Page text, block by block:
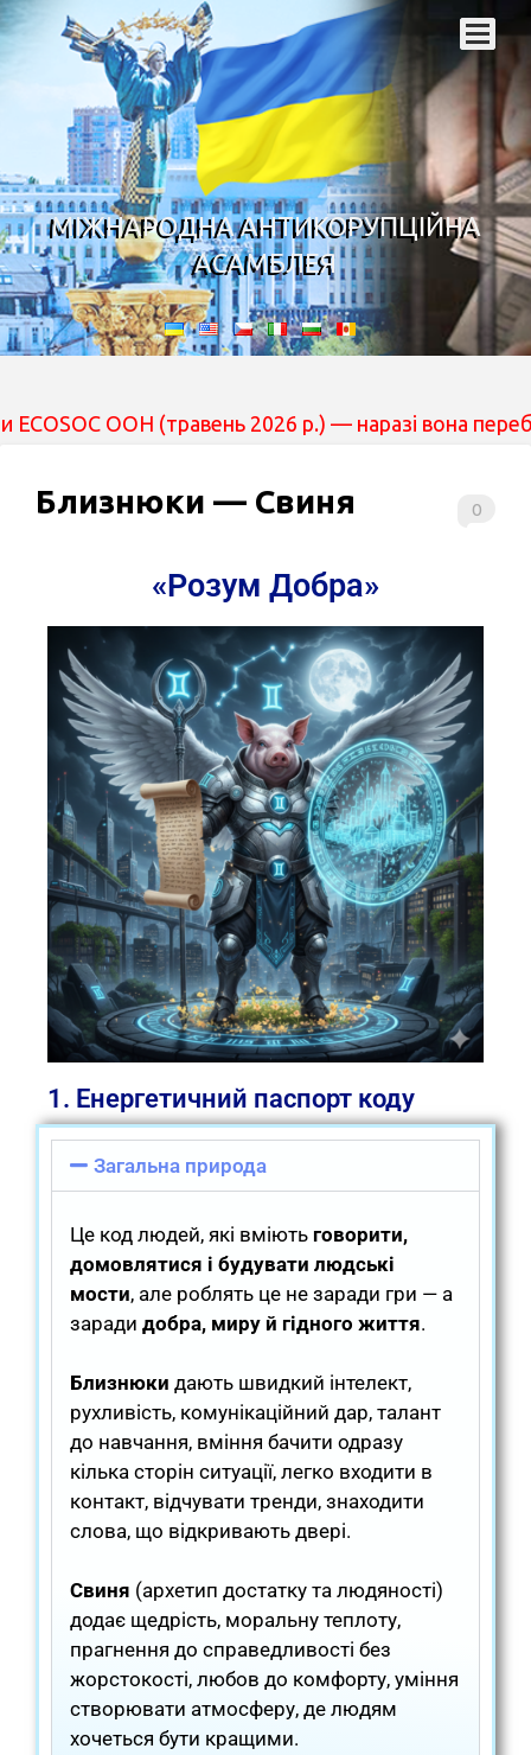
МІЖНАРОДНА АНТИКОРУПЦІЙНА
АСАМБЛЕЯ
ООН (травень 2026 р.) — наразі вона
0
Близнюки — Свиня
«Розум Добра»
1. Енергетичний паспорт коду
Загальна природа
Це код людей, які вміють говорити,
домовлятися і будувати людські
мости, але роблять це не заради гри — а
заради добра, миру й гідного життя.
Близнюки дають швидкий інтелект,
рухливість, комунікаційний дар, талант
до навчання, вміння бачити одразу
кілька сторін ситуації, легко входити в
контакт, відчувати тренди, знаходити
слова, що відкривають двері.
Свиня (архетип достатку та людяності)
додає щедрість, моральну теплоту,
прагнення до справедливості без
жорстокості, любов до комфорту, уміння
створювати атмосферу, де людям
хочеться бути кращими.